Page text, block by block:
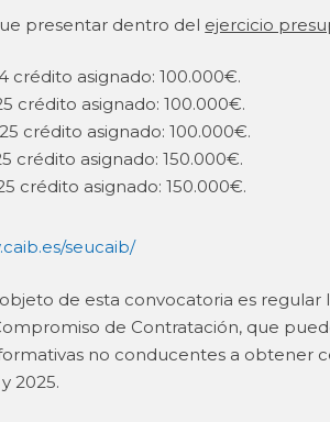
presentar dentro del ejercicio
crédito asignado: 100.000€.
crédito asignado: 100.000€.
crédito asignado: 100.000€.
crédito asignado: 150.000€.
crédito asignado: 150.000€.
seucaib/
objeto de esta convocatoria es
de Contratación, que
no conducentes a obtener
2025.